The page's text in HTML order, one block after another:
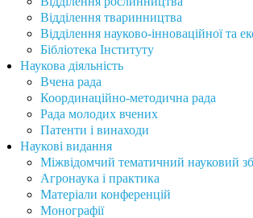
Відділення тваринництва
Відділення науково-інноваційної та
Бібліотека Інституту
Наукова діяльність
Вчена рада
Координаційно-методична рада
Рада молодих вчених
Патенти і винаходи
Наукові видання
Міжвідомчий тематичний науковий
Агронаука і практика
Матеріали конференцій
Монографії